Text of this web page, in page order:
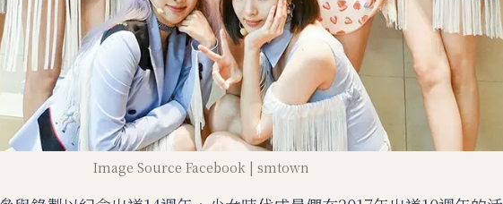
Image Source Facebook | smtown